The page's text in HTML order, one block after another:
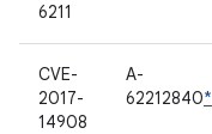
6211
CVE-
2017-
14908
A-
62212840*